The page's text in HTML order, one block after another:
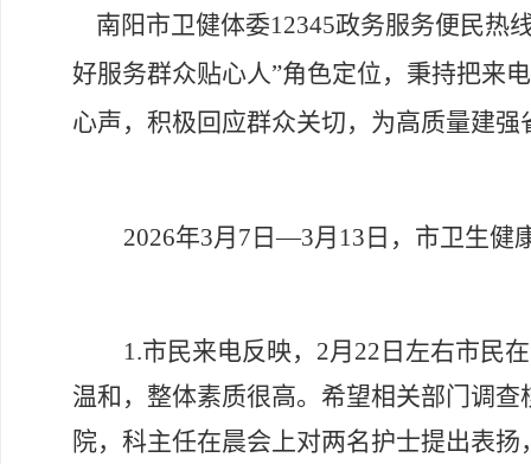
南阳市卫健体委12345政务服务便民热
好服务群众贴心人”角色定位，秉持把来
心声，积极回应群众关切，为高质量建
2026年3月7日—3月13日，市卫生健
1.市民来电反映，2月22日左右市民
温和，整体素质很高。希望相关部门调
院，科主任在晨会上对两名护士提出表